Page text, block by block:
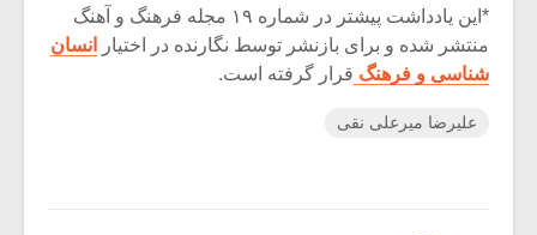
*این یادداشت پیشتر در شماره ۱۹ مجله فرهنگ و آهنگ
منتشر شده و برای بازنشر توسط نگارنده در اختیار
انسان
شناسی و فرهنگ قرار گرفته است.
علیرضا میرعلی نقی